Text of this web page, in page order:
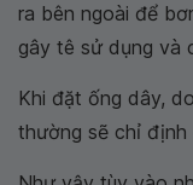
ra bên ngoài để
gây tê sử dụng và
Khi đặt ống dây,
thường sẽ chỉ định